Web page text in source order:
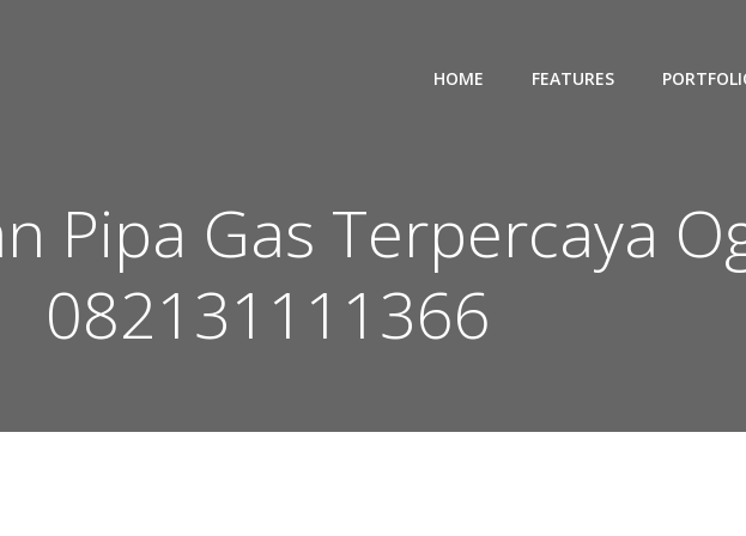
HOME FEATURES
Pipa Gas Terpercaya
082131111366